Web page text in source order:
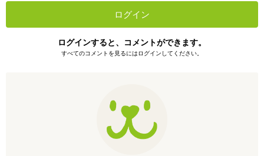
ログイン
ログインすると、コメントができます。
すべてのコメントを見るにはログインしてください。